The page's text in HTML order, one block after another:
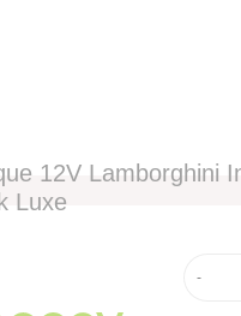
12V Lamborghini
Luxe
-